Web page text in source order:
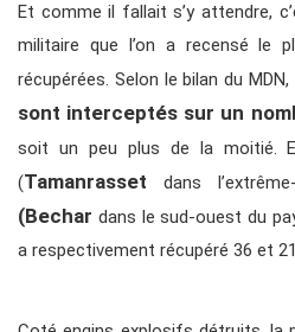
Et comme il fallait s’y attendre,
militaire que l’on a recensé le
récupérées. Selon le bilan du
sont interceptés sur un
soit un peu plus de la moitié.
(Tamanrasset dans
(Bechar dans le sud-ouest du
a respectivement récupéré 36 et